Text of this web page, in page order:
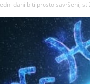
dani biti prosto savršeni,